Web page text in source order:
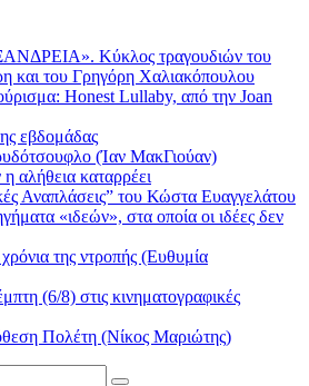
Κύκλος τραγουδιών του
και του Γρηγόρη Χαλιακόπουλου
Honest Lullaby, από την Joan
εβδομάδας
(Ίαν ΜακΓιούαν)
καταρρέει
Αναπλάσεις” του Κώστα Ευαγγελάτου
«ιδεών», στα οποία οι ιδέες δεν
της ντροπής (Ευθυμία
(6/8) στις κινηματογραφικές
Πολέτη (Νίκος Μαριώτης)